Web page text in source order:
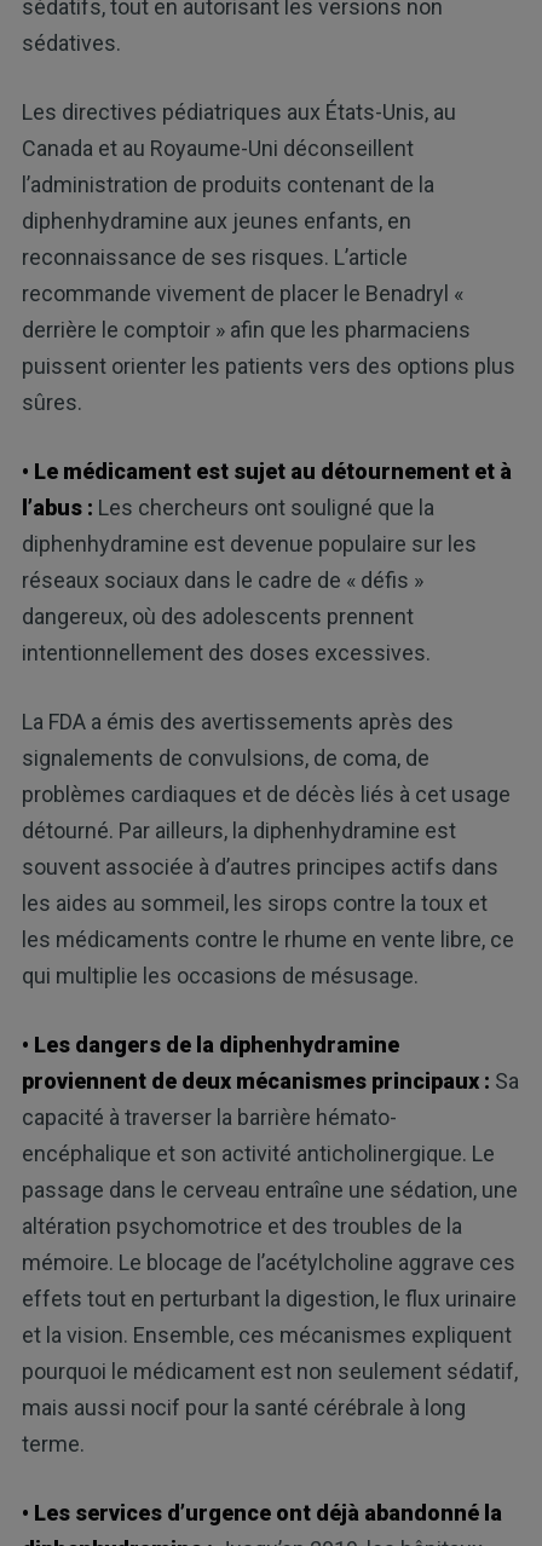
sédatifs, tout en autorisant les versions non
sédatives.
Les directives pédiatriques aux États-Unis, au
Canada et au Royaume-Uni déconseillent
l’administration de produits contenant de la
diphenhydramine aux jeunes enfants, en
reconnaissance de ses risques. L’article
recommande vivement de placer le Benadryl «
derrière le comptoir » afin que les pharmaciens
puissent orienter les patients vers des options plus
sûres.
• Le médicament est sujet au détournement et à
l’abus : Les chercheurs ont souligné que la
diphenhydramine est devenue populaire sur les
réseaux sociaux dans le cadre de « défis »
dangereux, où des adolescents prennent
intentionnellement des doses excessives.
La FDA a émis des avertissements après des
signalements de convulsions, de coma, de
problèmes cardiaques et de décès liés à cet usage
détourné. Par ailleurs, la diphenhydramine est
souvent associée à d’autres principes actifs dans
les aides au sommeil, les sirops contre la toux et
les médicaments contre le rhume en vente libre, ce
qui multiplie les occasions de mésusage.
• Les dangers de la diphenhydramine
proviennent de deux mécanismes principaux : Sa
capacité à traverser la barrière hémato-
encéphalique et son activité anticholinergique. Le
passage dans le cerveau entraîne une sédation, une
altération psychomotrice et des troubles de la
mémoire. Le blocage de l’acétylcholine aggrave ces
effets tout en perturbant la digestion, le flux urinaire
et la vision. Ensemble, ces mécanismes expliquent
pourquoi le médicament est non seulement sédatif,
mais aussi nocif pour la santé cérébrale à long
terme.
• Les services d’urgence ont déjà abandonné la